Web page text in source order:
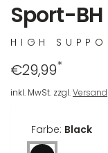
Sport-BH
HIGH
Regulärer
Preis
€29,99*
inkl. MwSt. zzgl.Versand
Farbe: Black